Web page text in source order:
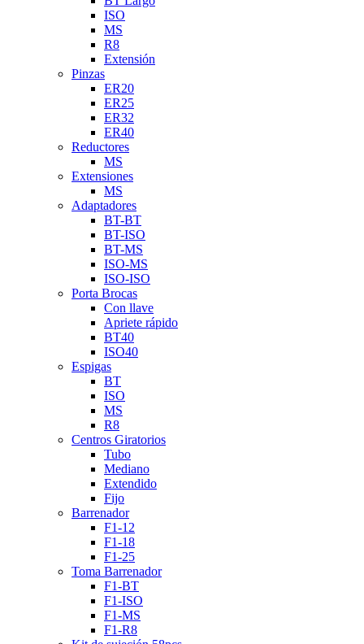
ISO
MS
R8
Extensión
Pinzas
ER20
ER25
ER32
ER40
Reductores
MS
Extensiones
MS
Adaptadores
BT-BT
BT-ISO
BT-MS
ISO-MS
ISO-ISO
Porta Brocas
Con llave
Apriete rápido
BT40
ISO40
Espigas
BT
ISO
MS
R8
Centros Giratorios
Tubo
Mediano
Extendido
Fijo
Barrenador
F1-12
F1-18
F1-25
Toma Barrenador
F1-BT
F1-ISO
F1-MS
F1-R8